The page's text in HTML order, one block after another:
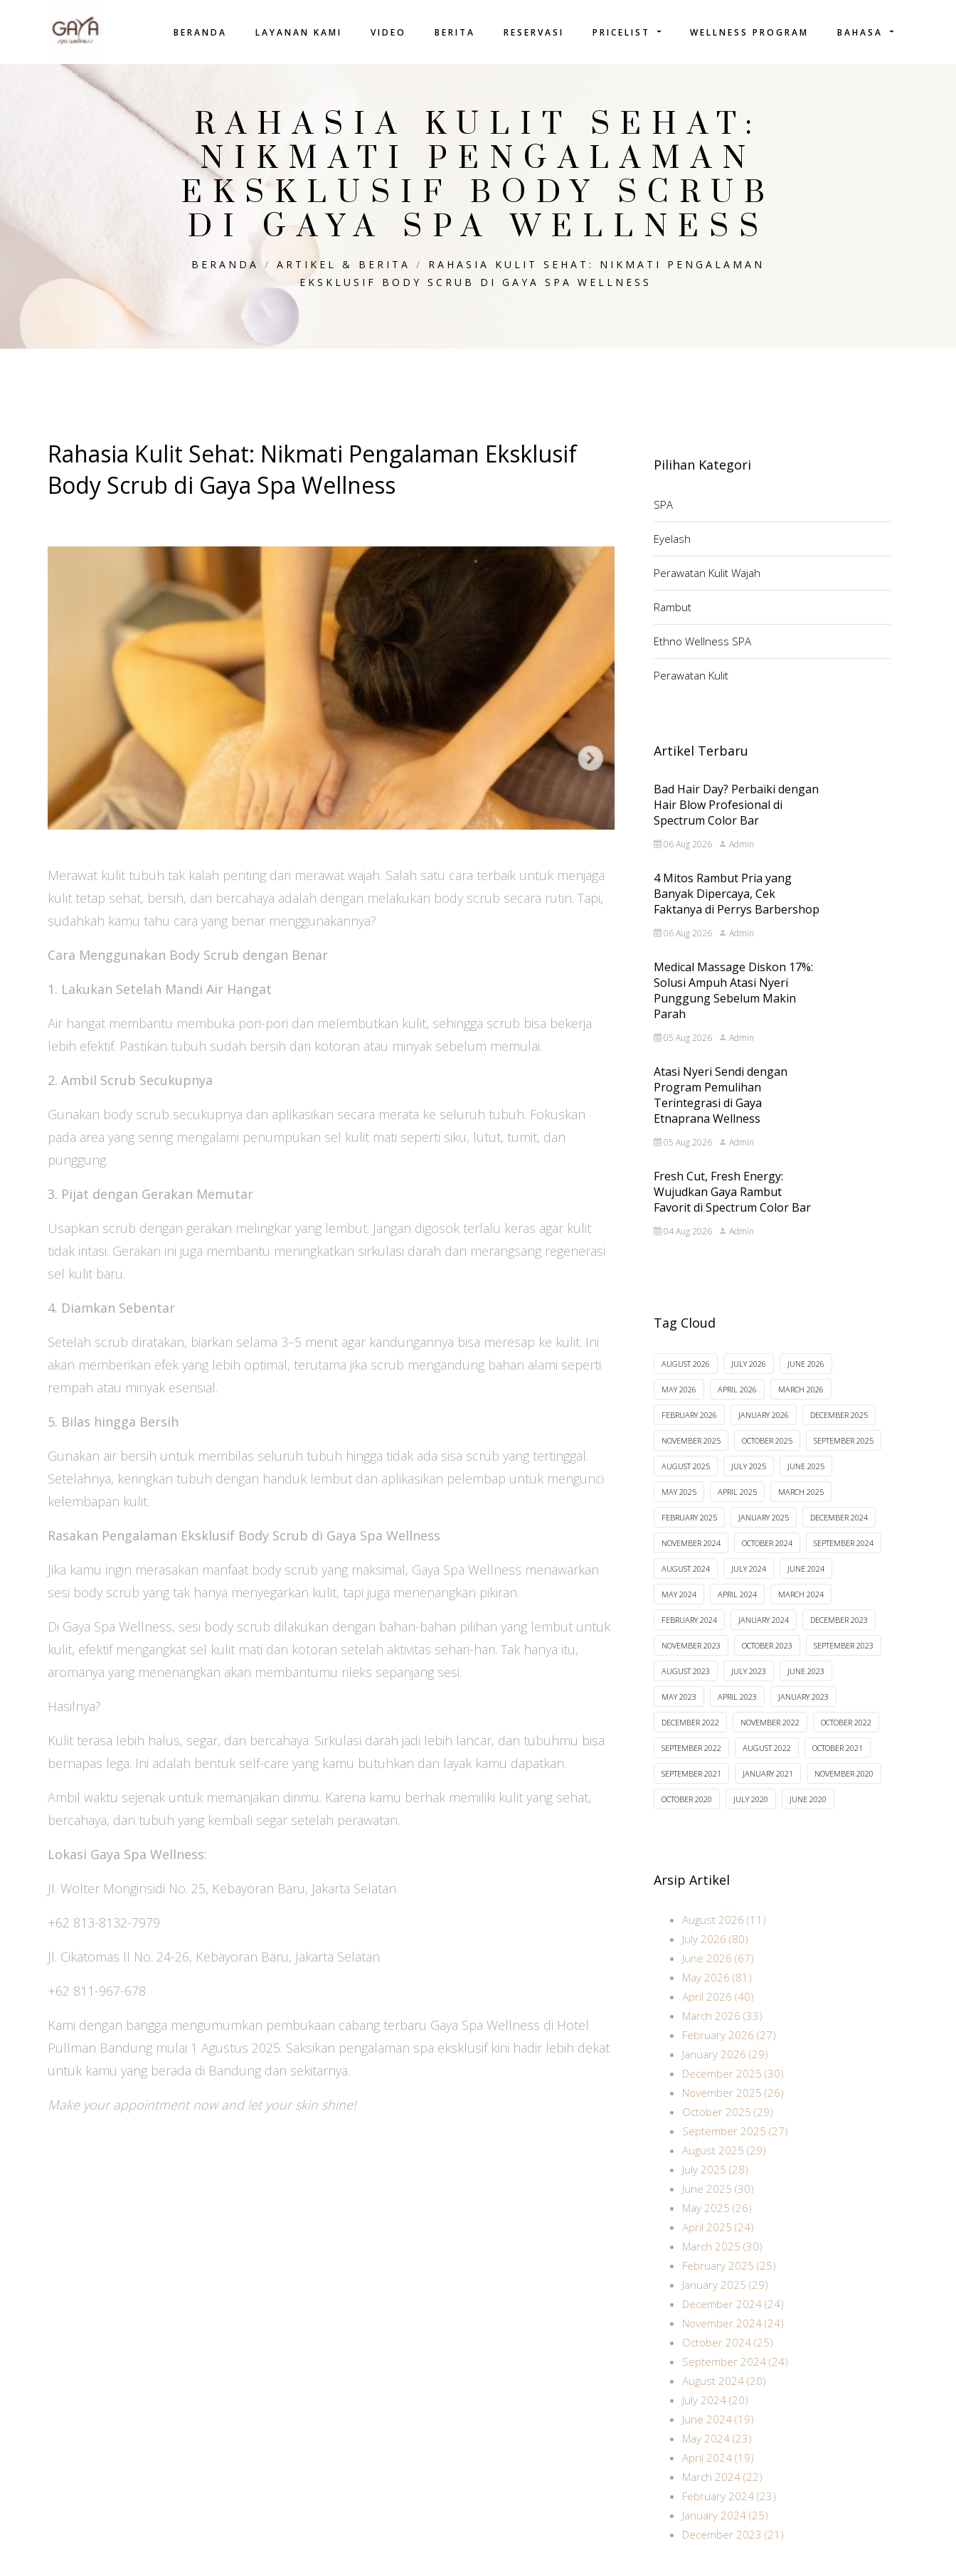
BERANDA LAYANAN KAMI VIDEO BERITA RESERVASI PRICELIST WELLNESS PROGRAM BAHASA
RAHASIA KULIT SEHAT:
NIKMATI PENGALAMAN
EKSKLUSIF BODY SCRUB
DI GAYA SPA WELLNESS
BERANDA / ARTIKEL & BERITA / RAHASIA KULIT SEHAT: NIKMATI PENGALAMAN
EKSKLUSIF BODY SCRUB DI GAYA SPA WELLNESS
Rahasia Kulit Sehat: Nikmati Pengalaman Eksklusif
Body Scrub di Gaya Spa Wellness
Merawat kulit tubuh tak kalah penting dari merawat wajah. Salah satu cara terbaik untuk menjaga
kulit tetap sehat, bersih, dan bercahaya adalah dengan melakukan body scrub secara rutin. Tapi,
sudahkah kamu tahu cara yang benar menggunakannya?
Cara Menggunakan Body Scrub dengan Benar
1. Lakukan Setelah Mandi Air Hangat
Air hangat membantu membuka pori-pori dan melembutkan kulit, sehingga scrub bisa bekerja
lebih efektif. Pastikan tubuh sudah bersih dari kotoran atau minyak sebelum memulai.
2. Ambil Scrub Secukupnya
Gunakan body scrub secukupnya dan aplikasikan secara merata ke seluruh tubuh. Fokuskan
pada area yang sering mengalami penumpukan sel kulit mati seperti siku, lutut, tumit, dan
punggung.
3. Pijat dengan Gerakan Memutar
Usapkan scrub dengan gerakan melingkar yang lembut. Jangan digosok terlalu keras agar kulit
tidak iritasi. Gerakan ini juga membantu meningkatkan sirkulasi darah dan merangsang regenerasi
sel kulit baru.
4. Diamkan Sebentar
Setelah scrub diratakan, biarkan selama 3–5 menit agar kandungannya bisa meresap ke kulit. Ini
akan memberikan efek yang lebih optimal, terutama jika scrub mengandung bahan alami seperti
rempah atau minyak esensial.
5. Bilas hingga Bersih
Gunakan air bersih untuk membilas seluruh tubuh hingga tidak ada sisa scrub yang tertinggal.
Setelahnya, keringkan tubuh dengan handuk lembut dan aplikasikan pelembap untuk mengunci
kelembapan kulit.
Rasakan Pengalaman Eksklusif Body Scrub di Gaya Spa Wellness
Jika kamu ingin merasakan manfaat body scrub yang maksimal, Gaya Spa Wellness menawarkan
sesi body scrub yang tak hanya menyegarkan kulit, tapi juga menenangkan pikiran.
Di Gaya Spa Wellness, sesi body scrub dilakukan dengan bahan-bahan pilihan yang lembut untuk
kulit, efektif mengangkat sel kulit mati dan kotoran setelah aktivitas sehari-hari. Tak hanya itu,
aromanya yang menenangkan akan membantumu rileks sepanjang sesi.
Hasilnya?
Kulit terasa lebih halus, segar, dan bercahaya. Sirkulasi darah jadi lebih lancar, dan tubuhmu bisa
bernapas lega. Ini adalah bentuk self-care yang kamu butuhkan dan layak kamu dapatkan.
Ambil waktu sejenak untuk memanjakan dirimu. Karena kamu berhak memiliki kulit yang sehat,
bercahaya, dan tubuh yang kembali segar setelah perawatan.
Lokasi Gaya Spa Wellness:
Jl. Wolter Monginsidi No. 25, Kebayoran Baru, Jakarta Selatan
+62 813-8132-7979
Jl. Cikatomas II No. 24-26, Kebayoran Baru, Jakarta Selatan
+62 811-967-678
Kami dengan bangga mengumumkan pembukaan cabang terbaru Gaya Spa Wellness di Hotel
Pullman Bandung mulai 1 Agustus 2025. Saksikan pengalaman spa eksklusif kini hadir lebih dekat
untuk kamu yang berada di Bandung dan sekitarnya.
Make your appointment now and let your skin shine!
Pilihan Kategori
SPA
Eyelash
Perawatan Kulit Wajah
Rambut
Ethno Wellness SPA
Perawatan Kulit
Artikel Terbaru
Bad Hair Day? Perbaiki dengan
Hair Blow Profesional di
Spectrum Color Bar
06 Aug 2026 Admin
4 Mitos Rambut Pria yang
Banyak Dipercaya, Cek
Faktanya di Perrys Barbershop
06 Aug 2026 Admin
Medical Massage Diskon 17%:
Solusi Ampuh Atasi Nyeri
Punggung Sebelum Makin
Parah
05 Aug 2026 Admin
Atasi Nyeri Sendi dengan
Program Pemulihan
Terintegrasi di Gaya
Etnaprana Wellness
05 Aug 2026 Admin
Fresh Cut, Fresh Energy:
Wujudkan Gaya Rambut
Favorit di Spectrum Color Bar
04 Aug 2026 Admin
Tag Cloud
AUGUST 2026 JULY 2026 JUNE 2026
MAY 2026 APRIL 2026 MARCH 2026
FEBRUARY 2026 JANUARY 2026 DECEMBER 2025
NOVEMBER 2025 OCTOBER 2025 SEPTEMBER 2025
AUGUST 2025 JULY 2025 JUNE 2025
MAY 2025 APRIL 2025 MARCH 2025
FEBRUARY 2025 JANUARY 2025 DECEMBER 2024
NOVEMBER 2024 OCTOBER 2024 SEPTEMBER 2024
AUGUST 2024 JULY 2024 JUNE 2024
MAY 2024 APRIL 2024 MARCH 2024
FEBRUARY 2024 JANUARY 2024 DECEMBER 2023
NOVEMBER 2023 OCTOBER 2023 SEPTEMBER 2023
AUGUST 2023 JULY 2023 JUNE 2023
MAY 2023 APRIL 2023 JANUARY 2023
DECEMBER 2022 NOVEMBER 2022 OCTOBER 2022
SEPTEMBER 2022 AUGUST 2022 OCTOBER 2021
SEPTEMBER 2021 JANUARY 2021 NOVEMBER 2020
OCTOBER 2020 JULY 2020 JUNE 2020
Arsip Artikel
August 2026 (11)
July 2026 (80)
June 2026 (67)
May 2026 (81)
April 2026 (40)
March 2026 (33)
February 2026 (27)
January 2026 (29)
December 2025 (30)
November 2025 (26)
October 2025 (29)
September 2025 (27)
August 2025 (29)
July 2025 (28)
June 2025 (30)
May 2025 (26)
April 2025 (24)
March 2025 (30)
February 2025 (25)
January 2025 (29)
December 2024 (24)
November 2024 (24)
October 2024 (25)
September 2024 (24)
August 2024 (20)
July 2024 (20)
June 2024 (19)
May 2024 (23)
April 2024 (19)
March 2024 (22)
February 2024 (23)
January 2024 (25)
December 2023 (21)